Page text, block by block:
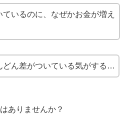
いるのに、なぜかお金が増え
どん差がついている気がする…
ありませんか？